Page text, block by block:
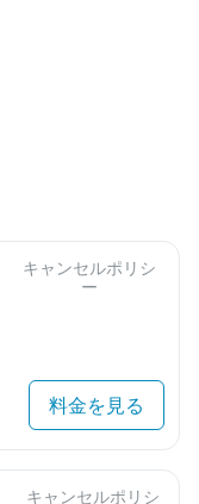
キャンセルポリシ
ー
料金を見る
キャンセルポリシ